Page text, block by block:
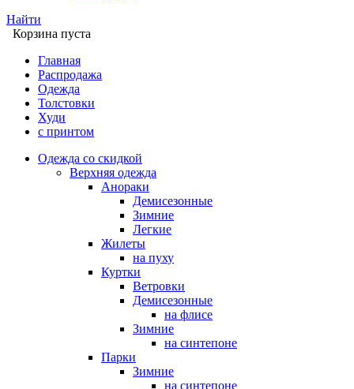
Найти
Корзина пуста
Главная
Распродажа
Одежда
Толстовки
Худи
с принтом
Одежда со скидкой
Верхняя одежда
Анораки
Демисезонные
Зимние
Легкие
Жилеты
на пуху
Куртки
Ветровки
Демисезонные
на флисе
Зимние
на синтепоне
Парки
Зимние
на синтепоне